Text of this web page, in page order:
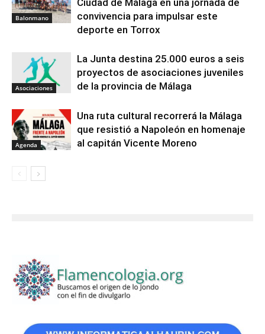
Balonmano
Ciudad de Málaga en una jornada de
convivencia para impulsar este
deporte en Torrox
Asociaciones
La Junta destina 25.000 euros a seis
proyectos de asociaciones juveniles
de la provincia de Málaga
Agenda
Una ruta cultural recorrerá la Málaga
que resistió a Napoleón en homenaje
al capitán Vicente Moreno